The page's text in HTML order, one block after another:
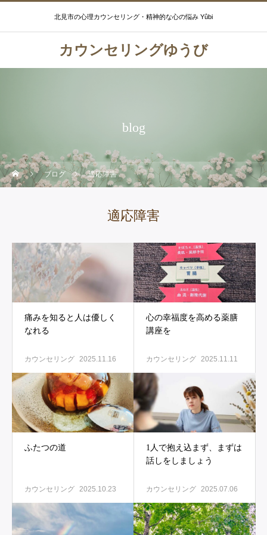
北見市の心理カウンセリング・精神的な心の悩み Yûbi
カウンセリングゆうび
blog
ブログ 適応障害
適応障害
痛みを知ると人は優しく
なれる
カウンセリング 2025.11.16
心の幸福度を高める薬膳
講座を
カウンセリング 2025.11.11
ふたつの道
カウンセリング 2025.10.23
1人で抱え込まず、まずは
話しをしましょう
カウンセリング 2025.07.06